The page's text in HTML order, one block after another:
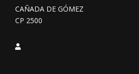
CAÑADA DE GÓMEZ
CP 2500